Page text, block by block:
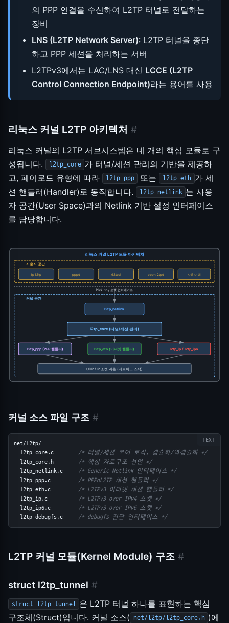
의 PPP 연결을 수신하여 L2TP 터널로 전달하는
장비
LNS (L2TP Network Server): L2TP 터널을 종단
하고 PPP 세션을 처리하는 서버
L2TPv3에서는 LAC/LNS 대신 LCCE (L2TP
Control Connection Endpoint)라는 용어를 사용
리눅스 커널 L2TP 아키텍처 #
리눅스 커널의 L2TP 서브시스템은 네 개의 핵심 모듈로 구
성됩니다.
l2tp_core 가 터널/세션 관리의 기반을 제공하
고, 페이로드 유형에 따라
l2tp_ppp 또는 l2tp_eth 가 세
션 핸들러(Handler)로 동작합니다.
l2tp_netlink 는 사용
자 공간(User Space)과의 Netlink 기반 설정 인터페이스
를 담당합니다.
리눅스 커널 L2TP 모듈 아키텍처
사용자 공간
ip l2tp pppd xl2tpd openl2tpd 사용자 앱
Netlink / 소켓 인터페이스
커널 공간
l2tp_netlink
l2tp_core (터널/세션 관리)
l2tp_ppp (PPP 핸들러) l2tp_eth (이더넷 핸들러) l2tp_ip / l2tp_ip6
UDP / IP 소켓 계층 (네트워크 스택)
커널 소스 파일 구조 #
net/l2tp/
  l2tp_core.c
/* 터널/세션 코어 로직, 캡슐화/역캡슐화 */
  l2tp_core.h
/* 핵심 자료구조 선언 */
  l2tp_netlink.c
/* Generic Netlink 인터페이스 */
  l2tp_ppp.c
/* PPPoL2TP 세션 핸들러 */
  l2tp_eth.c
/* L2TPv3 이더넷 세션 핸들러 */
  l2tp_ip.c
/* L2TPv3 over IPv4 소켓 */
  l2tp_ip6.c
/* L2TPv3 over IPv6 소켓 */
  l2tp_debugfs.c
/* debugfs 진단 인터페이스 */
L2TP 커널 모듈(Kernel Module) 구조 #
struct l2tp_tunnel #
struct l2tp_tunnel 은 L2TP 터널 하나를 표현하는 핵심
구조체(Struct)입니다. 커널 소스( net/l2tp/l2tp_core.h )에